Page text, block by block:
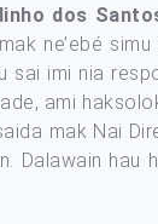
dos
ne’ebé
imi nia
ami
mak Nai
Dalawain